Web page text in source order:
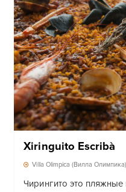
Xiringuito Escribà
Villa Olimpica (Вилла Олимпика)
Чирингито это